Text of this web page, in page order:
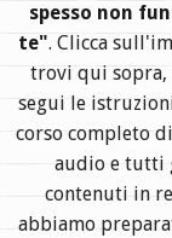
spesso non
te". Clicca
trovi qui
segui le
corso completo
audio e tutti
contenuti in
abbiamo